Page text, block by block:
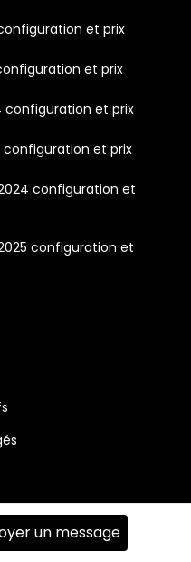
un message
et prix
et prix
configuration et prix
configuration et prix
configuration et
configuration et